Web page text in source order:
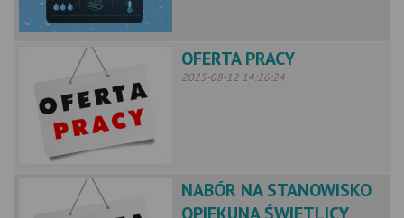
OFERTA PRACY
2025-08-12 14:26:24
NABÓR NA STANOWISKO